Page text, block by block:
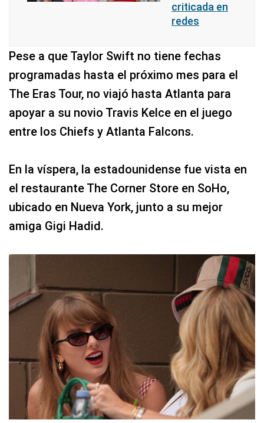
criticada en
redes
Pese a que Taylor Swift no tiene fechas
programadas hasta el próximo mes para el
The Eras Tour, no viajó hasta Atlanta para
apoyar a su novio Travis Kelce en el juego
entre los Chiefs y Atlanta Falcons.
En la víspera, la estadounidense fue vista en
el restaurante The Corner Store en SoHo,
ubicado en Nueva York, junto a su mejor
amiga Gigi Hadid.